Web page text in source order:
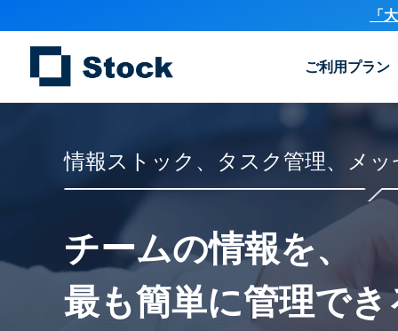
「
ご利用プラン
情報ストック、タスク管理、メ
チームの情報を、
最も簡単に管理で